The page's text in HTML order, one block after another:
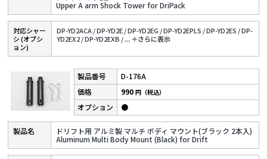
Upper A arm Shock Tower for DriPack
対応シャー
シ (オプシ
ョン)
DP-YD2ACA /DP-YD2E /DP-YD2EG /DP-YD2EPLS /DP-YD2ES /DP-
YD2EX2 /DP-YD2EXB /... ＋さらに表⽰
D-176A
ドリフト用 アルミ製 マルチ ボディ マウント(ブラック 2本入)
Aluminum Multi Body Mount (Black) for Drift
990円（税込）
●